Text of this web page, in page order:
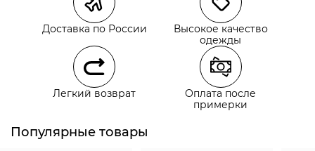
Самовывоз из пункта выдачи СДЭК
Самовывоз из наших магазинов
Курьерская доставка СДЭК
Самовывоз из пункта выдачи СДЭК
Доставка по России
Высокое качество
одежды
Легкий возврат
Оплата после
примерки
Популярные товары